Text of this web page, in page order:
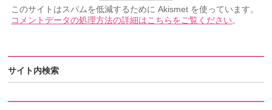
このサイトはスパムを低減するために Akismet を使っています。
コメントデータの処理方法の詳細はこちらをご覧ください。
サイト内検索